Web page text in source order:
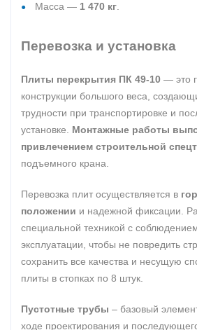
Масса — 1 470 кг
Перевозка и установка
Плиты перекрытия ПК 49-10 — это
конструкции большого веса,
трудности при транспортировке и
установке. Монтажные работы
привлечением строительной
подъемного крана.
Перевозка плит осуществляется в
положении и надежной фиксации.
специальной техникой с
эксплуатации, чтобы не повредить
сохранить все качества и несущую
плиты в стопках по 8 штук.
Пустотные трубы – базовый
ходе проектирования и